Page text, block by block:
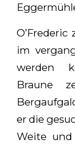
im
werden
Braune
er die
Weite